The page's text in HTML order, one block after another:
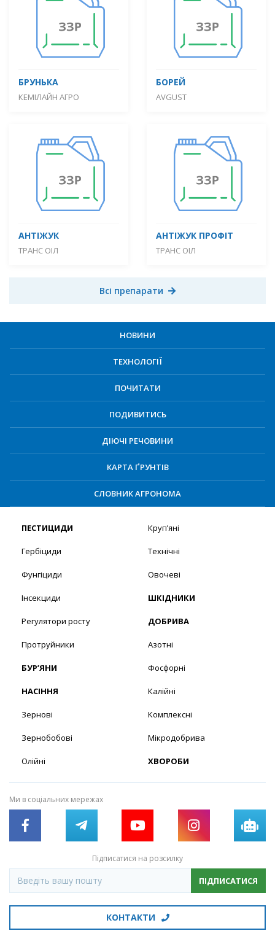
БРУНЬКА
КЕМІЛАЙН АГРО
БОРЕЙ
AVGUST
АНТІЖУК
ТРАНС ОІЛ
АНТІЖУК ПРОФІТ
ТРАНС ОІЛ
Всі препарати
НОВИНИ
ТЕХНОЛОГІЇ
ПОЧИТАТИ
ПОДИВИТИСЬ
ДІЮЧІ РЕЧОВИНИ
КАРТА ҐРУНТІВ
СЛОВНИК АГРОНОМА
ПЕСТИЦИДИ
Гербіциди
Фунгіциди
Інсекциди
Регулятори росту
Протруйники
БУР’ЯНИ
НАСІННЯ
Зернові
Зернобобові
Олійні
Круп’яні
Технічні
Овочеві
ШКІДНИКИ
ДОБРИВА
Азотні
Фосфорні
Калійні
Комплексні
Мікродобрива
ХВОРОБИ
Ми в соціальних мережах
Підписатися на розсилку
ПІДПИСАТИСЯ
КОНТАКТИ